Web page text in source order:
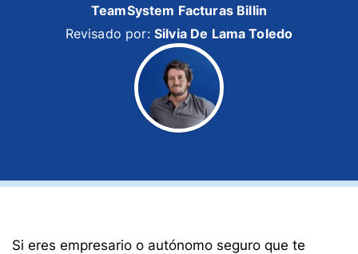
TeamSystem Facturas Billin
Revisado por: Silvia De Lama Toledo
Si eres empresario o autónomo seguro que te